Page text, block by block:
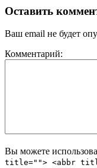
Оставить
Ваш email не будет
Комментарий:
Вы можете
title=""> <abbr